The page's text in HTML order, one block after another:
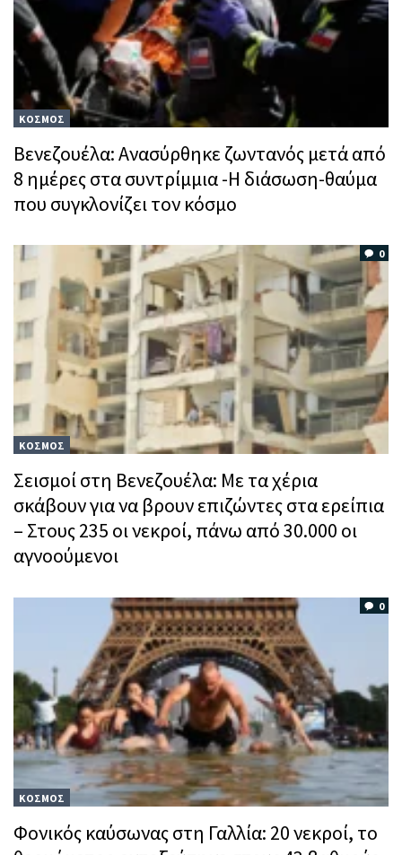
ΚΟΣΜΟΣ
Βενεζουέλα: Ανασύρθηκε ζωντανός μετά από
8 ημέρες στα συντρίμμια -Η διάσωση-θαύμα
που συγκλονίζει τον κόσμο
0
ΚΟΣΜΟΣ
Σεισμοί στη Βενεζουέλα: Με τα χέρια
σκάβουν για να βρουν επιζώντες στα ερείπια
– Στους 235 οι νεκροί, πάνω από 30.000 οι
αγνοούμενοι
0
ΚΟΣΜΟΣ
Φονικός καύσωνας στη Γαλλία: 20 νεκροί, το